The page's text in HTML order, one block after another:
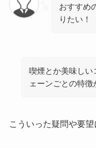
おすすめ
りたい！
喫煙とか美味しい
ェーンごとの特徴
こういった疑問や要望